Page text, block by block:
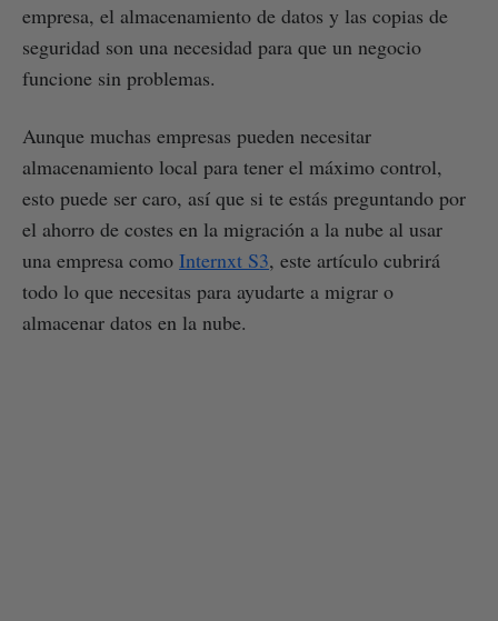
empresa, el almacenamiento de datos y las copias de
seguridad son una necesidad para que un negocio
funcione sin problemas.
Aunque muchas empresas pueden necesitar
almacenamiento local para tener el máximo control,
esto puede ser caro, así que si te estás preguntando por
el ahorro de costes en la migración a la nube al usar
una empresa como Internxt S3, este artículo cubrirá
todo lo que necesitas para ayudarte a migrar o
almacenar datos en la nube.